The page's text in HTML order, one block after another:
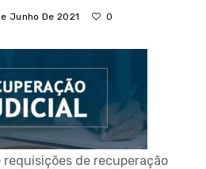
Junho De 2021 0
requisições de recuperação